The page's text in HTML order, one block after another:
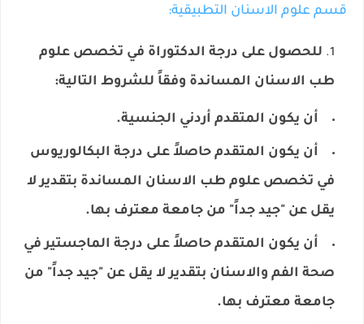
قسم علوم الاسنان التطبيقية:
​​للحصول على درجة الدكتوراة في تخصص علوم
طب الاسنان المساندة وفقاً للشروط التالية:
أن يكون المتقدم أردني الجنسية.
أن يكون المتقدم حاصلاً على درجة البكالوريوس
في تخصص علوم طب الاسنان المساندة بتقدير لا
يقل عن "جيد جداً" من جامعة معترف بها.
أن يكون المتقدم حاصلاً على درجة الماجستير في
صحة الفم والاسنان بتقدير لا يقل عن "جيد جداً" من
جامعة معترف بها.